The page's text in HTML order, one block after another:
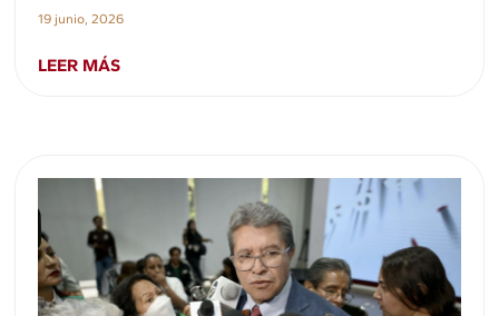
19 junio, 2026
LEER MÁS